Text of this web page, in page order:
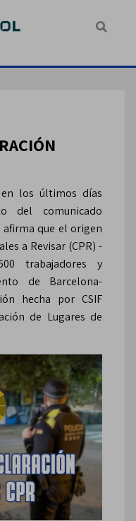
en los últimos días
del comunicado
afirma que el origen
a Revisar (CPR) -
trabajadores y
de Barcelona-
hecha por CSIF
de Lugares de